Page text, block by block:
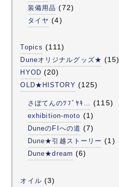
装備用品 (72)
タイヤ (4)
Topics (111)
Duneオリジナルグッズ★ (15)
HYOD (20)
OLD★HISTORY (125)
さぼてんのﾂﾌﾞﾔｷ… (115)
exhibition-moto (1)
DuneのFIへの道 (7)
Dune★引越ストーリー (1)
Dune★dream (6)
オイル (3)